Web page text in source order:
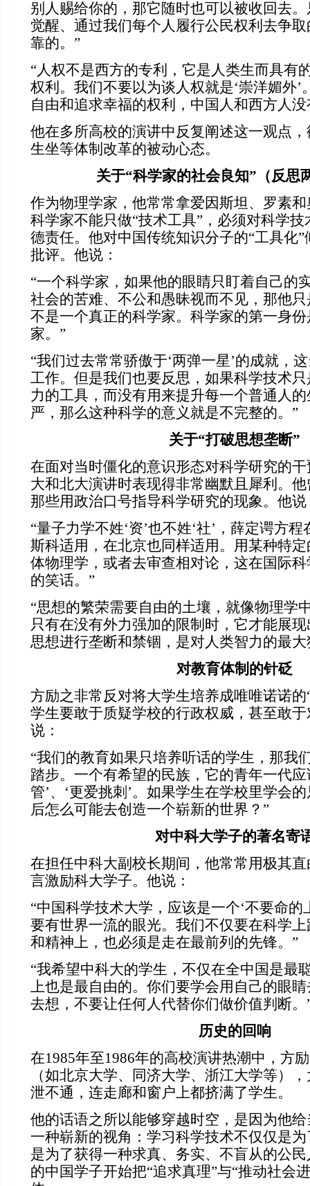
别人赐给你的，那它随时也可以被收回去
觉醒、通过我们每个人履行公民权利去争
靠的。”
“人权不是西方的专利，它是人类生而具有
权利。我们不要以为谈人权就是‘崇洋媚外’
自由和追求幸福的权利，中国人和西方人
他在多所高校的演讲中反复阐述这一观点
生坐等体制改革的被动心态。
关于“科学家的社会良知”（反思
作为物理学家，他常常拿爱因斯坦、罗素
科学家不能只做“技术工具”，必须对科学
德责任。他对中国传统知识分子的“工具化
批评。他说：
“一个科学家，如果他的眼睛只盯着自己的
社会的苦难、不公和愚昧视而不见，那他
不是一个真正的科学家。科学家的第一身
家。”
“我们过去常常骄傲于‘两弹一星’的成就，
工作。但是我们也要反思，如果科学技术
力的工具，而没有用来提升每一个普通人
严，那么这种科学的意义就是不完整的。”
关于“打破思想垄断”
在面对当时僵化的意识形态对科学研究的
大和北大演讲时表现得非常幽默且犀利。
那些用政治口号指导科学研究的现象。他说
“量子力学不姓‘资’也不姓‘社’，薛定谔方
斯科适用，在北京也同样适用。用某种特
体物理学，或者去审查相对论，这在国际
的笑话。”
“思想的繁荣需要自由的土壤，就像物理学
只有在没有外力强加的限制时，它才能展
思想进行垄断和禁锢，是对人类智力的最大
对教育体制的针砭
方励之非常反对将大学生培养成唯唯诺诺的
学生要敢于质疑学校的行政权威，甚至敢于
说：
“我们的教育如果只培养听话的学生，那我
踏步。一个有希望的民族，它的青年一代应
管’、‘更爱挑刺’。如果学生在学校里学会
后怎么可能去创造一个崭新的世界？”
对中科大学子的著名寄
在担任中科大副校长期间，他常常用极其
言激励科大学子。他说：
“中国科学技术大学，应该是一个‘不要命的
要有世界一流的眼光。我们不仅要在科学
和精神上，也必须是走在最前列的先锋。”
“我希望中科大的学生，不仅在全中国是最
上也是最自由的。你们要学会用自己的眼
去想，不要让任何人代替你们做价值判断。
历史的回响
在1985年至1986年的高校演讲热潮中，方
（如北京大学、同济大学、浙江大学等）
泄不通，连走廊和窗户上都挤满了学生。
他的话语之所以能够穿越时空，是因为他
一种崭新的视角：学习科学技术不仅仅是
是为了获得一种求真、务实、不盲从的公
的中国学子开始把“追求真理”与“推动社会